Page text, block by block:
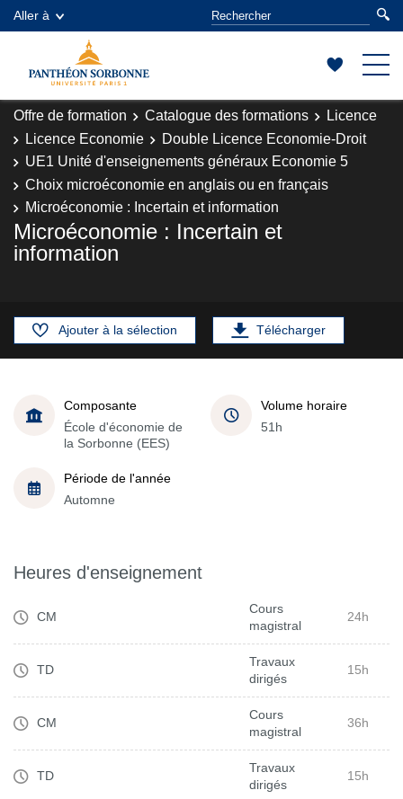
Aller à
Offre de formation Catalogue des formations
Licence
Licence Economie
Double Licence Economie-Droit
UE1 Unité d'enseignements généraux Economie 5
Choix microéconomie en anglais ou en français
Microéconomie : Incertain et information
Microéconomie : Incertain et
information
Ajouter à la sélection Télécharger
Composante
École d'économie de
la Sorbonne (EES)
Volume horaire
51h
Période de l'année
Automne
Heures d'enseignement
CM
Cours
magistral
24h
TD
Travaux
dirigés
15h
CM
Cours
magistral
36h
TD
Travaux
dirigés
15h